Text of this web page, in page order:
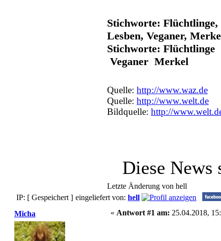
Stichworte: Flüchtlinge,
Lesben, Veganer,
Stichworte:
Veganer Merkel
Quelle: http://www.waz.de
Quelle: http://www.welt.de
Bildquelle: http://
Diese News
Letzte Änderung von hell
IP: [ Gespeichert ] eingeliefert von: hell
Micha
« Antwort #1 am: 25.04.2018,